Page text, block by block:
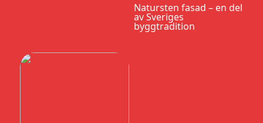
Natursten fasad – en del
av Sveriges
byggtradition